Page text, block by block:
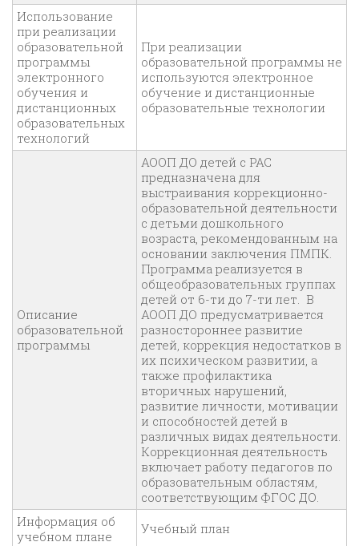
Использование
при реализации
образовательной
программы
электронного
обучения и
дистанционных
образовательных
технологий
При реализации
образовательной программы не
используются электронное
обучение и дистанционные
образовательные технологии
Описание
образовательной
программы
АООП ДО детей с РАС
предназначена для
выстраивания коррекционно-
образовательной деятельности
с детьми дошкольного
возраста, рекомендованным на
основании заключения ПМПК.
Программа реализуется в
общеобразовательных группах
детей от 6-ти до 7-ти лет. В
АООП ДО предусматривается
разностороннее развитие
детей, коррекция недостатков в
их психическом развитии, а
также профилактика
вторичных нарушений,
развитие личности, мотивации
и способностей детей в
различных видах деятельности.
Коррекционная деятельность
включает работу педагогов по
образовательным областям,
соответствующим ФГОС ДО.
Информация об
учебном плане
Учебный план